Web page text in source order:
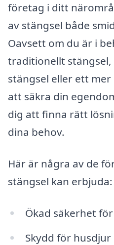
företag i ditt
av stängsel både
Oavsett om du är i
traditionellt
stängsel eller ett
att säkra din
dig att finna rätt
dina behov.
Här är några av de
stängsel kan erbjuda:
Ökad säkerhet
Skydd för